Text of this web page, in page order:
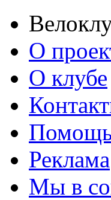
О
О клубе
Реклама
Мы в